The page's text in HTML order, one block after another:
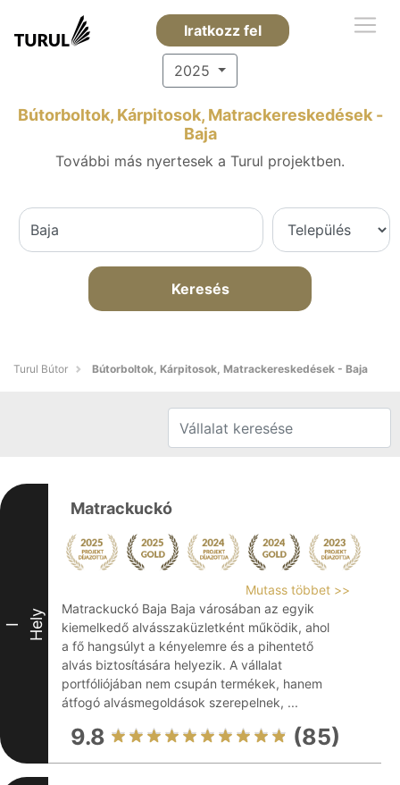
Iratkozz fel
2025
Bútorboltok, Kárpitosok, Matrackereskedések -
Baja
További más nyertesek a Turul projektben.
Keresés
Turul Bútor Bútorboltok, Kárpitosok, Matrackereskedések - Baja
I Hely
Matrackuckó
Mutass többet >>
Matrackuckó Baja Baja városában az egyik
kiemelkedő alvásszaküzletként működik, ahol
a fő hangsúlyt a kényelemre és a pihentető
alvás biztosítására helyezik. A vállalat
portfóliójában nem csupán termékek, hanem
átfogó alvásmegoldások szerepelnek, ...
9.8 (85)